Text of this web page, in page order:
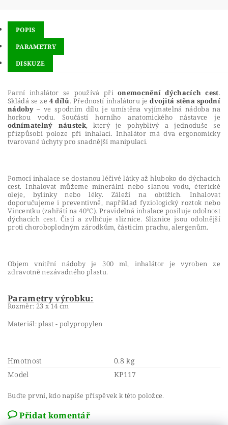
POPIS
PARAMETRY
DISKUZE
Parní inhalátor se používá přionemocnění dýchacích cest.
Skládá se ze4 dílů. Předností inhalátoru jedvojitá stěna spodní
nádoby– ve spodním dílu je umístěna vyjímatelná nádoba na
horkou vodu. Součástí horního anatomického nástavce je
odnímatelný náustek, který je pohyblivý a jednoduše se
přizpůsobí poloze při inhalaci. Inhalátor má dva ergonomicky
tvarované úchyty pro snadnější manipulaci.
Pomocí inhalace se dostanou léčivé látky až hluboko do dýchacích
cest. Inhalovat můžeme minerální nebo slanou vodu, éterické
oleje, bylinky nebo léky. Záleží na obtížích. Inhalovat
doporučujeme i preventivně, například fyziologický roztok nebo
Vincentku (zahřátí na 40°C). Pravidelná inhalace posiluje odolnost
dýchacích cest. Čistí a zvlhčuje sliznice. Sliznice jsou odolnější
proti choroboplodným zárodkům, částicím prachu, alergenům.
Objem vnitřní nádoby je 300 ml, inhalátor je vyroben ze
zdravotně nezávadného plastu.
Parametry výrobku:
Rozměr: 23 x 14 cm
Materiál: plast - polypropylen
Hmotnost
0.8 kg
Model
KP117
Buďte první, kdo napíše příspěvek k této položce.
Přidat komentář